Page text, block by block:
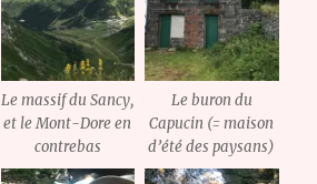
Le massif du Sancy,
et le Mont-Dore en
contrebas
Le buron du
Capucin (= maison
d’été des paysans)